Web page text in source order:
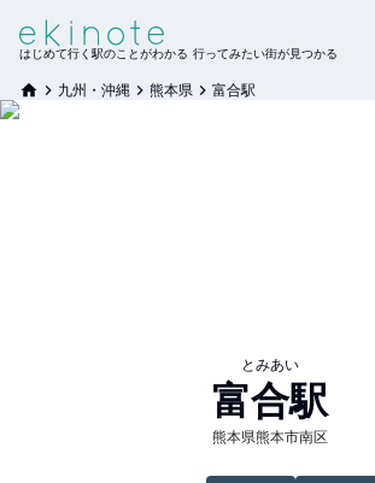
はじめて行く駅のことがわかる 行ってみたい街が見つかる
九州・沖縄 熊本県 富合駅
とみあい
富合駅
熊本県熊本市南区